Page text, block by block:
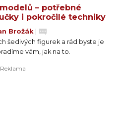
– potřebné
i pokročilé techniky
Brožák
šedivých figurek a rád byste je
vám, jak na to.